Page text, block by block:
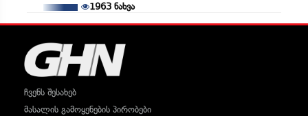
1963ნახვა
ჩვენს შესახებ
მასალის გამოყენების პირობები